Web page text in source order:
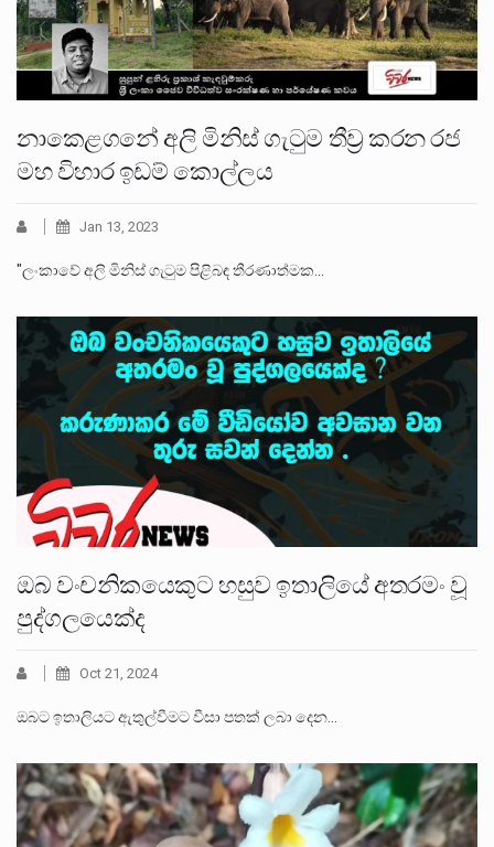
නාකෙළගනේ අලි මිනිස් ගැටුම තීව්‍ර කරන රජ
මහ විහාර ඉඩම් කොල්ලය
Jan 13, 2023
"ලංකාවේ අලි මිනිස් ගැටුම පිළිබඳ තීරණාත්මක…
ඔබ වංචනිකයෙකුට හසුව ඉතාලියේ අතරමං වූ
පුද්ගලයෙක්ද
Oct 21, 2024
ඔබට ඉතාලියට ඇතුල්වීමට වීසා පතක් ලබා දෙන…